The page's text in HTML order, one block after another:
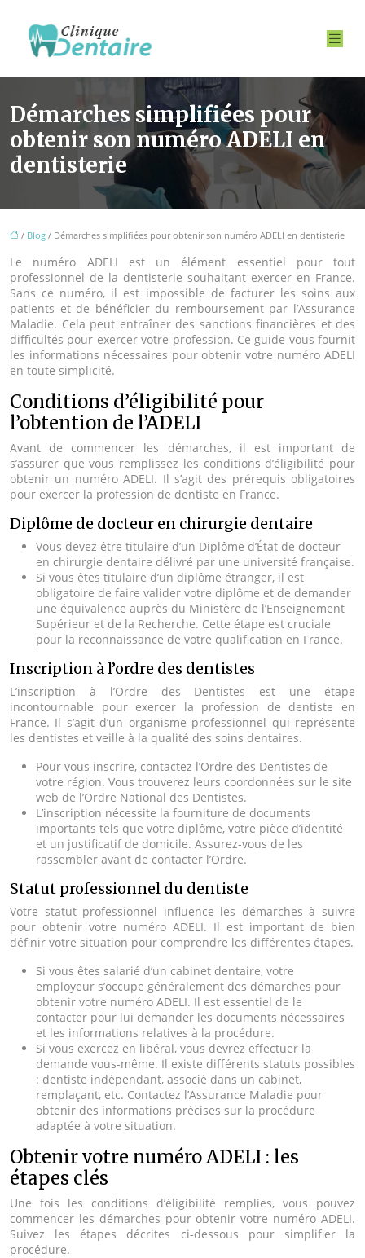
Démarches simplifiées pour
obtenir son numéro ADELI en
dentisterie
/ Blog / Démarches simplifiées pour obtenir son numéro ADELI en dentisterie
Le numéro ADELI est un élément essentiel pour tout
professionnel de la dentisterie souhaitant exercer en France.
Sans ce numéro, il est impossible de facturer les soins aux
patients et de bénéficier du remboursement par l’Assurance
Maladie. Cela peut entraîner des sanctions financières et des
difficultés pour exercer votre profession. Ce guide vous fournit
les informations nécessaires pour obtenir votre numéro ADELI
en toute simplicité.
Conditions d’éligibilité pour
l’obtention de l’ADELI
Avant de commencer les démarches, il est important de
s’assurer que vous remplissez les conditions d’éligibilité pour
obtenir un numéro ADELI. Il s’agit des prérequis obligatoires
pour exercer la profession de dentiste en France.
Diplôme de docteur en chirurgie dentaire
Vous devez être titulaire d’un Diplôme d’État de docteur
en chirurgie dentaire délivré par une université française.
Si vous êtes titulaire d’un diplôme étranger, il est
obligatoire de faire valider votre diplôme et de demander
une équivalence auprès du Ministère de l’Enseignement
Supérieur et de la Recherche. Cette étape est cruciale
pour la reconnaissance de votre qualification en France.
Inscription à l’ordre des dentistes
L’inscription à l’Ordre des Dentistes est une étape
incontournable pour exercer la profession de dentiste en
France. Il s’agit d’un organisme professionnel qui représente
les dentistes et veille à la qualité des soins dentaires.
Pour vous inscrire, contactez l’Ordre des Dentistes de
votre région. Vous trouverez leurs coordonnées sur le site
web de l’Ordre National des Dentistes.
L’inscription nécessite la fourniture de documents
importants tels que votre diplôme, votre pièce d’identité
et un justificatif de domicile. Assurez-vous de les
rassembler avant de contacter l’Ordre.
Statut professionnel du dentiste
Votre statut professionnel influence les démarches à suivre
pour obtenir votre numéro ADELI. Il est important de bien
définir votre situation pour comprendre les différentes étapes.
Si vous êtes salarié d’un cabinet dentaire, votre
employeur s’occupe généralement des démarches pour
obtenir votre numéro ADELI. Il est essentiel de le
contacter pour lui demander les documents nécessaires
et les informations relatives à la procédure.
Si vous exercez en libéral, vous devrez effectuer la
demande vous-même. Il existe différents statuts possibles
: dentiste indépendant, associé dans un cabinet,
remplaçant, etc. Contactez l’Assurance Maladie pour
obtenir des informations précises sur la procédure
adaptée à votre situation.
Obtenir votre numéro ADELI : les
étapes clés
Une fois les conditions d’éligibilité remplies, vous pouvez
commencer les démarches pour obtenir votre numéro ADELI.
Suivez les étapes décrites ci-dessous pour simplifier la
procédure.